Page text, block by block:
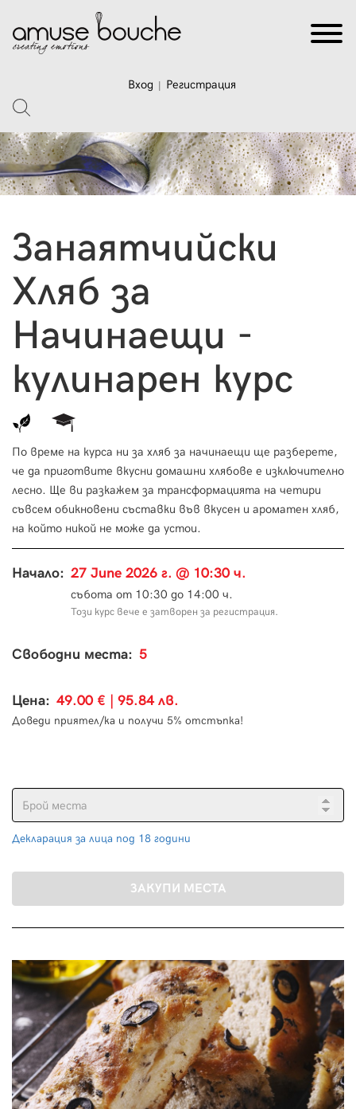
Вход Регистрация
Занаятчийски
Хляб за
Начинаещи -
кулинарен курс
По време на курса ни за хляб за начинаещи ще разберете,
че да приготвите вкусни домашни хлябове е изключително
лесно. Ще ви разкажем за трансформацията на четири
съвсем обикновени съставки във вкусен и ароматен хляб,
на който никой не може да устои.
Начало: 27 June 2026 г. @ 10:30 ч.
събота от 10:30 до 14:00 ч.
Този курс вече е затворен за регистрация.
Свободни места: 5
Цена: 49.00 € | 95.84 лв.
Доведи приятел/ка и получи 5% отстъпка!
Декларация за лица под 18 години